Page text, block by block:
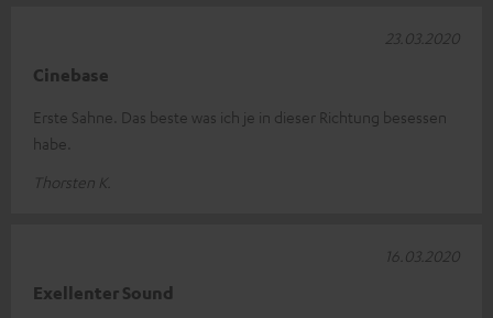
Cinebase
Erste Sahne. Das beste was ich je in dieser Richtung besessen
habe.
Thorsten K.
23.03.2020
Exellenter Sound
16.03.2020